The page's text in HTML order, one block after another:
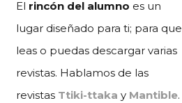
El rincón del alumno es un
lugar diseñado para ti; para que
leas o puedas descargar varias
revistas. Hablamos de las
revistas Ttiki-ttaka y Mantible.